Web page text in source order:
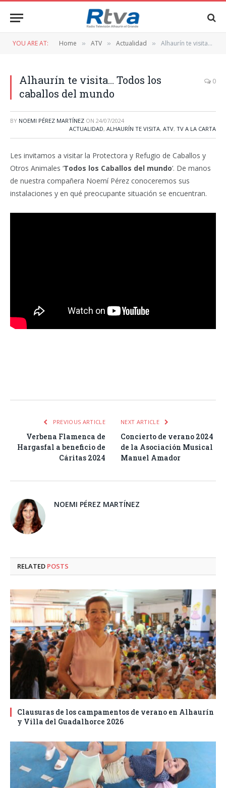
YOU ARE AT: Home » ATV » Actualidad » Alhaurín te visita… Todos los caballos del mundo
Alhaurín te visita… Todos los
caballos del mundo
0
BY NOEMI PÉREZ MARTÍNEZ ON 24/07/2024
ACTUALIDAD, ALHAURÍN TE VISITA, ATV, TV A LA CARTA
Les invitamos a visitar la Protectora y Refugio de Caballos y
Otros Animales ‘Todos los Caballos del mundo‘. De manos
de nuestra compañera Noemí Pérez conoceremos sus
instalaciones y en qué preocupante situación se encuentran.
PREVIOUS ARTICLE
Verbena Flamenca de
Hargasfal a beneficio de
Cáritas 2024
NEXT ARTICLE
Concierto de verano 2024
de la Asociación Musical
Manuel Amador
NOEMI PÉREZ MARTÍNEZ
RELATED POSTS
Clausuras de los campamentos de verano en Alhaurín
y Villa del Guadalhorce 2026